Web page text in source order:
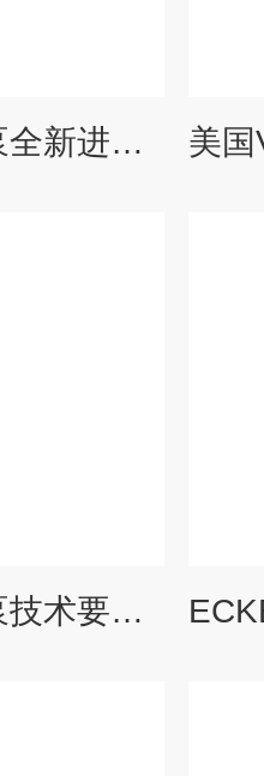
ECKERLE隔膜泵全新进口维特锐供应
ECKERLE隔膜泵技术要求安装方式